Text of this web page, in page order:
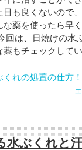
目も良くないので
薬を使ったら早
回は、日焼けの水
もチェックしてい
くれの処置の仕方
水ぶくれと